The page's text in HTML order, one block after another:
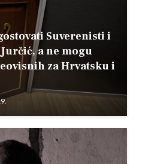
Suverenisti i
a ne mogu
za Hrvatsku i